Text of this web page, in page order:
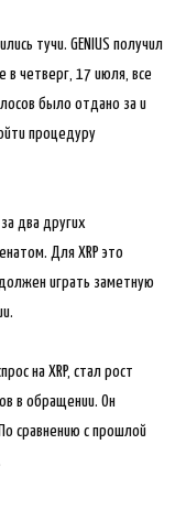
тучи. GENIUS получил
в четверг, 17 июля, все
было отдано за и
процедуру
два других
Для XRP это
играть заметную
на XRP, стал рост
в обращении. Он
сравнению с прошлой